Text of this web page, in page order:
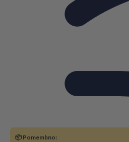
📦 Pomembno: